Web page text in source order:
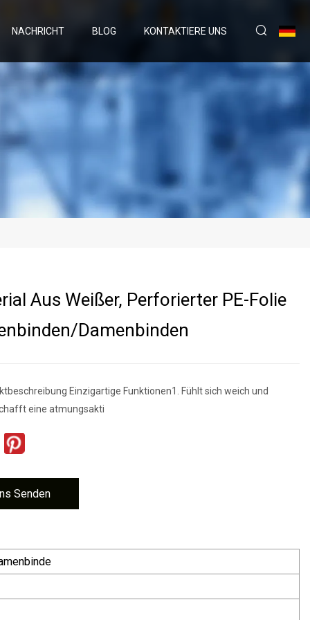
NACHRICHT BLOG KONTAKTIERE UNS
Aus Weißer, Perforierter PE-Folie
Damenbinden
Einzigartige Funktionen1. Fühlt sich weich und
eine atmungsakti
Senden